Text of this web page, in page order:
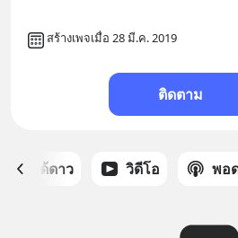
สร้างเพจเมื่อ 28 มี.ค. 2019
ติดตาม
สต์ที่ได้ดาว วิดีโอ พอ